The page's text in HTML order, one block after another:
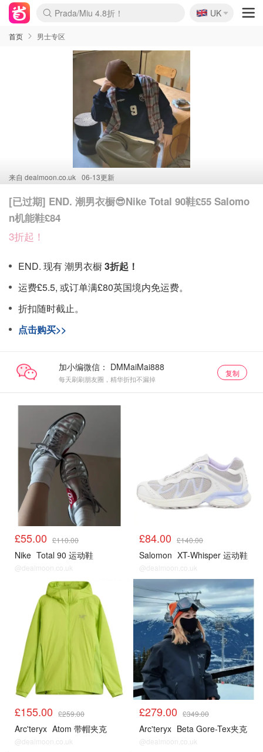
麦卢卡蜂蜜夏促！个位数！
Prada/Miu 4.8折！
啥？必胜客披萨5折！
🇬🇧
UK
首页 男士专区
来自 dealmoon.co.uk 06-13更新
[已过期] END. 潮男衣橱😎Nike Total 90鞋£55 Salomo
n机能鞋£84
3折起！
END. 现有 潮男衣橱3折起！
运费£5.5, 或订单满£80英国境内免运费。
折扣随时截止。
点击购买>>
加小编微信：
每天刷刷朋友圈，精华折扣不漏掉
复制
£55.00 £110.00
Nike Total 90 运动鞋
@dealmoon.co.uk
£84.00 £140.00
Salomon XT-Whisper 运动鞋
@dealmoon.co.uk
£155.00 £259.00
Arc'teryx Atom 带帽夹克
@dealmoon.co.uk
£279.00 £349.00
Arc'teryx Beta Gore-Tex夹克
@dealmoon.co.uk